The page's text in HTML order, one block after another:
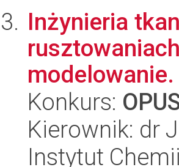
Inżynieria
modelowanie.
Konkurs:
Kierownik: dr
Instytut